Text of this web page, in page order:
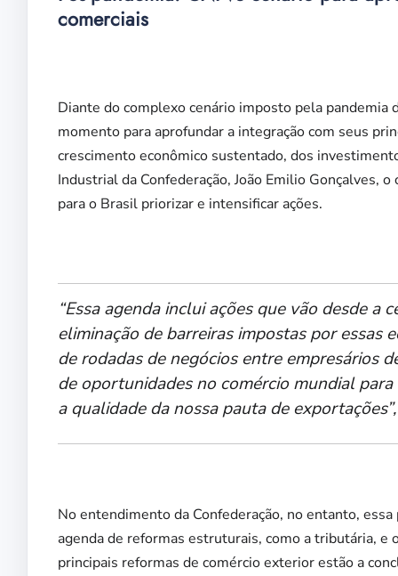
comerciais
Diante do complexo cenário imposto pela pandemia
momento para aprofundar a integração com seus
crescimento econômico sustentado, dos
Industrial da Confederação, João Emilio Gonçalves,
para o Brasil priorizar e intensificar ações.
“Essa agenda inclui ações que vão desde a
eliminação de barreiras impostas por essas
de rodadas de negócios entre empresários
de oportunidades no comércio mundial
a qualidade da nossa pauta de
No entendimento da Confederação, no entanto,
agenda de reformas estruturais, como a tributária,
principais reformas de comércio exterior estão a